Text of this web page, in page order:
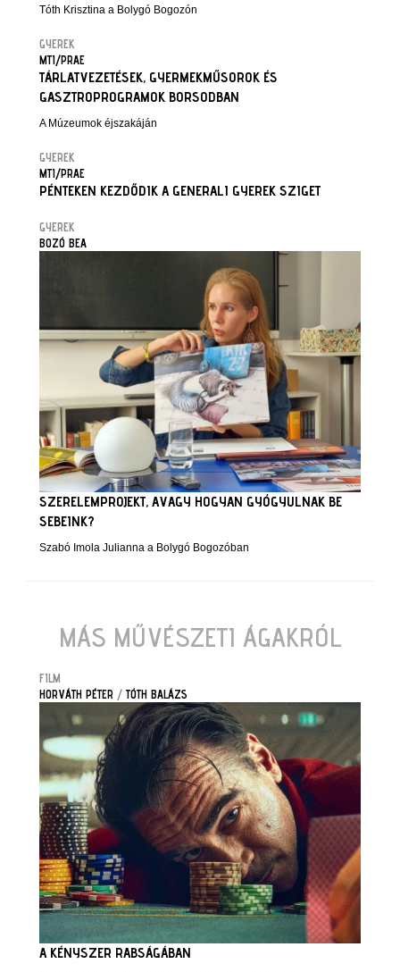
Tóth Krisztina a Bolygó Bogozón
GYEREK
MTI/PRAE
TÁRLATVEZETÉSEK, GYERMEKMŰSOROK ÉS
GASZTROPROGRAMOK BORSODBAN
A Múzeumok éjszakáján
GYEREK
MTI/PRAE
PÉNTEKEN KEZDŐDIK A GENERALI GYEREK SZIGET
GYEREK
BOZÓ BEA
SZERELEMPROJEKT, AVAGY HOGYAN GYÓGYULNAK BE
SEBEINK?
Szabó Imola Julianna a Bolygó Bogozóban
MÁS MŰVÉSZETI ÁGAKRÓL
FILM
HORVÁTH PÉTER / TÓTH BALÁZS
A KÉNYSZER RABSÁGÁBAN